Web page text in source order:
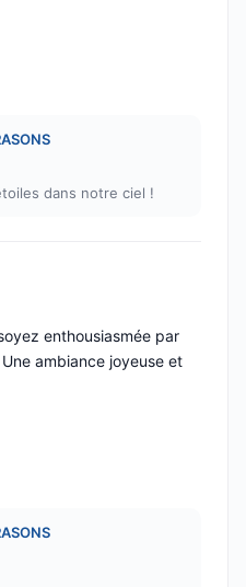
dans notre ciel !
enthousiasmée par
ambiance joyeuse et